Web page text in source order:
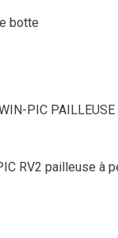
botte
PIC
RV2 pailleuse à